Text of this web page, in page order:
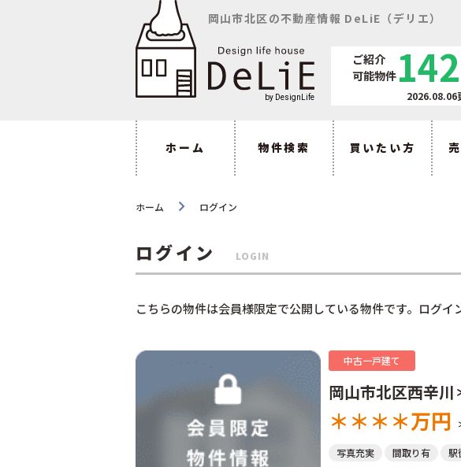
岡山市北区の不動産情報 DeLiE（デリエ）
ご紹介
可能物件
2026.08.06
ホーム 物件検索 買いたい方
ホーム ログイン
ログイン LOGIN
こちらの物件は会員様限定で公開している物件です。ログイ
中古一戸建て
岡山市北区西辛川
＊＊＊＊万円
写真充実 間取り有 駅